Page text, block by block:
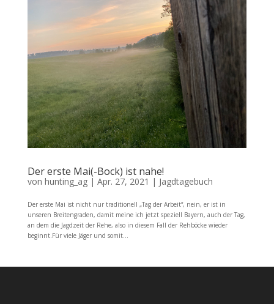
Der erste Mai(-Bock) ist nahe!
von hunting_ag| Apr. 27, 2021 | Jagdtagebuch
Der erste Mai ist nicht nur traditionell „Tag der Arbeit“, nein, er ist in
unseren Breitengraden, damit meine ich jetzt speziell Bayern, auch der Tag,
an dem die Jagdzeit der Rehe, also in diesem Fall der Rehböcke wieder
beginnt.Für viele Jäger und somit...